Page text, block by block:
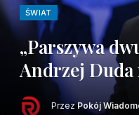
ŚWIAT
„Parszywa
Andrzej Duda
Przez Pokój